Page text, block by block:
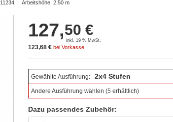
11234 | Arbeitshöhe: 2,50 m
127,50 €
inkl. 19 % MwSt.
123,68 € bei Vorkasse
Gewählte Ausführung: 2x4 Stufen
Andere Ausführung wählen (5 erhältlich)
Dazu passendes Zubehör: